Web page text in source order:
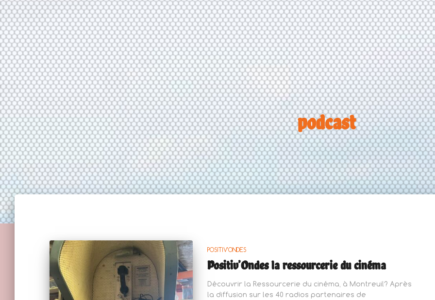
podcast
POSITIV'ONDES
Positiv’Ondes la ressourcerie du cinéma
Découvrir la Ressourcerie du cinéma, à Montreuil? Après
la diffusion sur les 40 radios partenaires de